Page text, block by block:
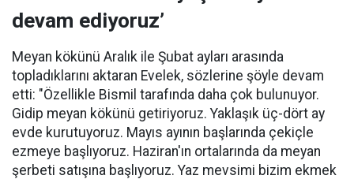
devam ediyoruz’
Meyan kökünü Aralık ile Şubat ayları arasında
topladıklarını aktaran Evelek, sözlerine şöyle devam
etti: "Özellikle Bismil tarafında daha çok bulunuyor.
Gidip meyan kökünü getiriyoruz. Yaklaşık üç-dört ay
evde kurutuyoruz. Mayıs ayının başlarında çekiçle
ezmeye başlıyoruz. Haziran'ın ortalarında da meyan
şerbeti satışına başlıyoruz. Yaz mevsimi bizim ekmek